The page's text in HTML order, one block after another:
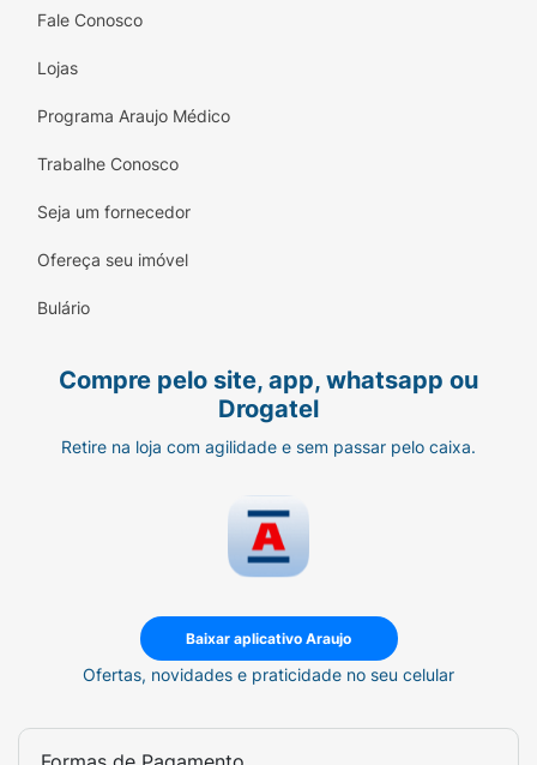
Fale Conosco
Lojas
Programa Araujo Médico
Trabalhe Conosco
Seja um fornecedor
Ofereça seu imóvel
Bulário
Compre pelo site, app, whatsapp ou
Drogatel
Retire na loja com agilidade e sem passar pelo caixa.
Baixar aplicativo Araujo
Ofertas, novidades e praticidade no seu celular